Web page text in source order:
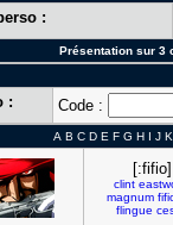
:
Présentation sur 3
: Code :
A B C D E F G H I J K
[:fifio]
clint
magnum
flingue